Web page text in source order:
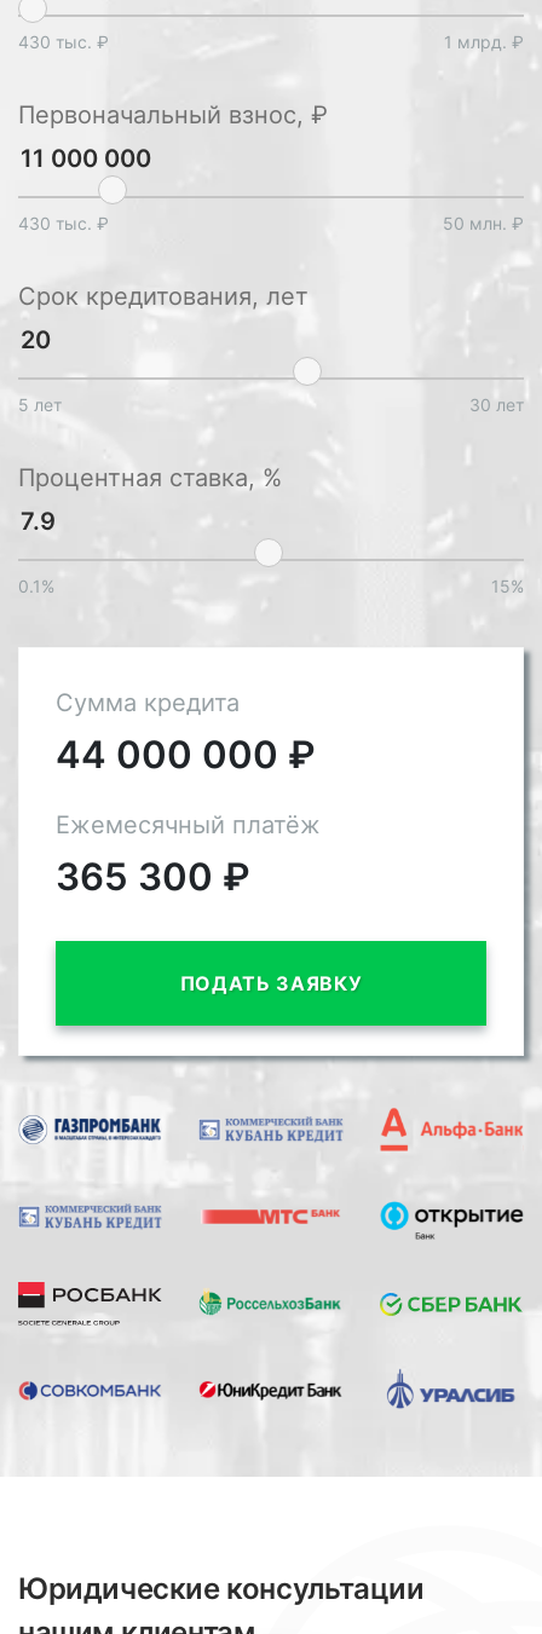
430 тыс. ₽ 1 млрд. ₽
Первоначальный взнос, ₽
430 тыс. ₽ 50 млн. ₽
Срок кредитования, лет
5 лет 30 лет
Процентная ставка, %
0.1% 15%
Сумма кредита
44 000 000 ₽
Ежемесячный платёж
365 300 ₽
ПОДАТЬ ЗАЯВКУ
Юридические консультации